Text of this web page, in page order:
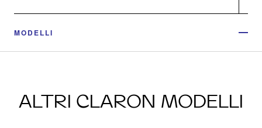
MODELLI
ALTRI CLARON MODELLI